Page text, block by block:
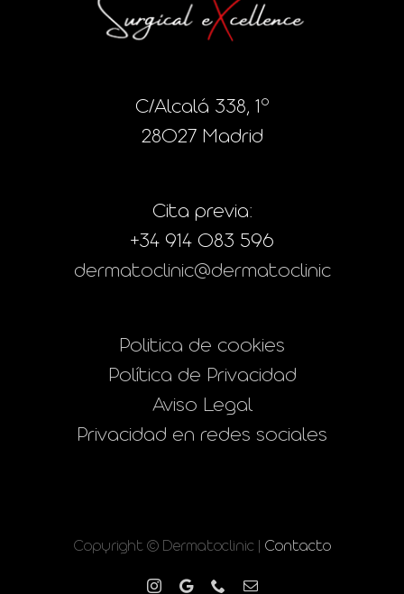
C/Alcalá 338, 1º
28027 Madrid
Cita previa:
+34 914 083 596
dermatoclinic@dermatoclinic
Politica de cookies
Política de Privacidad
Aviso Legal
Privacidad en redes sociales
Copyright © Dermatoclinic | Contacto
Instagram
Google PhoneCorreo